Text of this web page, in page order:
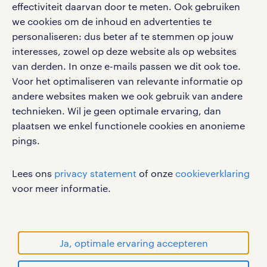
effectiviteit daarvan door te meten. Ook gebruiken
we cookies om de inhoud en advertenties te
personaliseren: dus beter af te stemmen op jouw
interesses, zowel op deze website als op websites
van derden. In onze e-mails passen we dit ook toe.
Voor het optimaliseren van relevante informatie op
andere websites maken we ook gebruik van andere
technieken. Wil je geen optimale ervaring, dan
plaatsen we enkel functionele cookies en anonieme
pings.
Lees ons privacy statement of onze cookieverklaring
voor meer informatie.
Ja, optimale ervaring accepteren
Volg ons voor de leukste content omtrent
vacatures, solliciteren en inspiratie.
werken bij randstad
gebruikersvoorwaarden
privacystatement
cookies
handelsmerken van Randstad N.V.